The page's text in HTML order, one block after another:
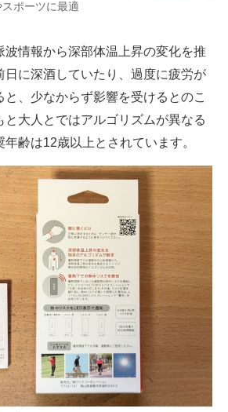
ポーツに最適
情報から深部体温上昇の変化を推
日に深酒していたり、過度に疲労が
、少なからず影響を受けるとのこ
と大人とではアルゴリズムが異なる
齢は12歳以上とされています。